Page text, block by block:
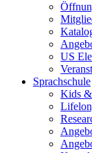
US
Sprachschule
Kids &